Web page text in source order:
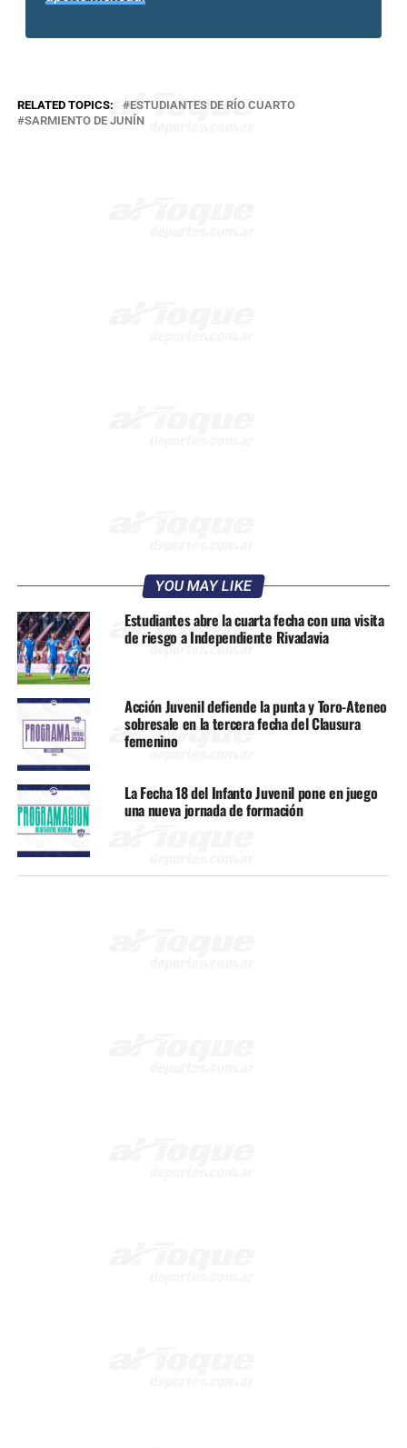
RELATED TOPICS:
ESTUDIANTES DE RÍO CUARTO
SARMIENTO DE JUNÍN
YOU MAY LIKE
Estudiantes abre la cuarta fecha con una visita
de riesgo a Independiente Rivadavia
Acción Juvenil defiende la punta y Toro-Ateneo
sobresale en la tercera fecha del Clausura
femenino
La Fecha 18 del Infanto Juvenil pone en juego
una nueva jornada de formación